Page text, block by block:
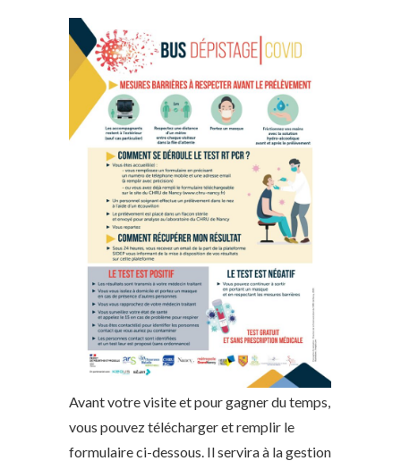
Avant votre visite et pour gagner du temps,
vous pouvez télécharger et remplir le
formulaire ci-dessous. Il servira à la gestion